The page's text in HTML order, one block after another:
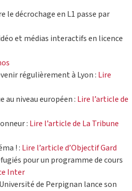
le décrochage en L1 passe par
et médias interactifs en licence
régulièrement à Lyon : Lire
au niveau européen : Lire l’article de
: Lire l’article de La Tribune
! : Lire l’article d’Objectif Gard
pour un programme de cours
Inter
de Perpignan lance son